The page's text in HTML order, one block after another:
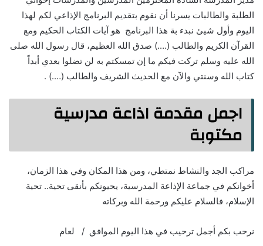
الطلبة والطالبات يسرنا أن نقوم بتقديم البرنامج الإذاعي لكم لهذا
اليوم وأول شيئ نبدء بة هذا البرنامج هو آيات الكتاب الحكيم ومع
القرآن الكريم والطالب (….) صدق الله العظيم، قال رسول الله صلى
الله عليه وسلم تركت فيكم ما إن تمسكتم به لن تضلوا بعدي أبداً
كتاب الله وسنتي والآن مع الحديث الشريف والطالب (….) .
اجمل مقدمة اذاعة مدرسية
مكتوبة
مراكب الجد والنشاط نمتطي، ومن هذا المكان وفي هذا الزمان،
أخوانكم في جماعة الإذاعة المدرسية، يحيونكم بأنقى تحية.. تحية
الإسلام، فالسلام عليكم ورحمة الله وبركاته
نرحب بكم أجمل ترحيب في هذا اليوم الموافق / لعام